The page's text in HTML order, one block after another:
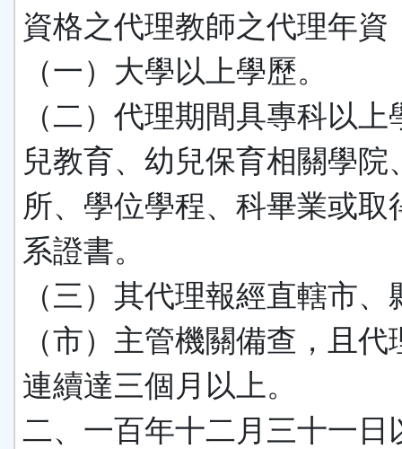
資格之代理教師之代理年資
（一）大學以上學歷。
（二）代理期間具專科以上
兒教育、幼兒保育相關學院
所、學位學程、科畢業或取
系證書。
（三）其代理報經直轄市、
（市）主管機關備查，且代
連續達三個月以上。
二、一百年十二月三十一日